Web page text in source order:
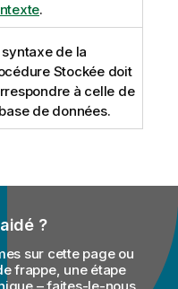
.
syntaxe de la
Stockée doit
à celle de
de données.
?
sur cette page ou
frappe, une étape